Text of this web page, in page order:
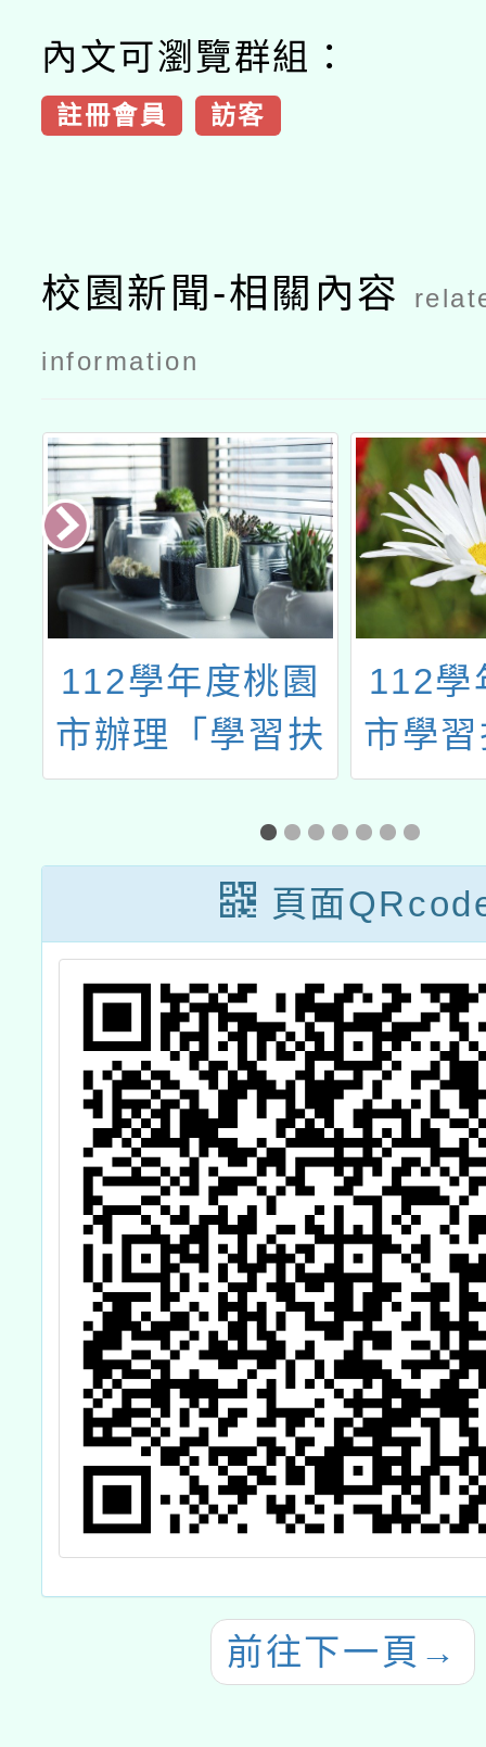
內文可瀏覽群組：
註冊會員 訪客
校園新聞-相關內容
information
112學年度桃園
市辦理「學習扶
助」整體行政推
動計畫子計畫十
一-2：國小現職
教師8小時認證
研習計畫-南區
112學
市學
行政
計畫
化評
頁面
前往下一頁 →